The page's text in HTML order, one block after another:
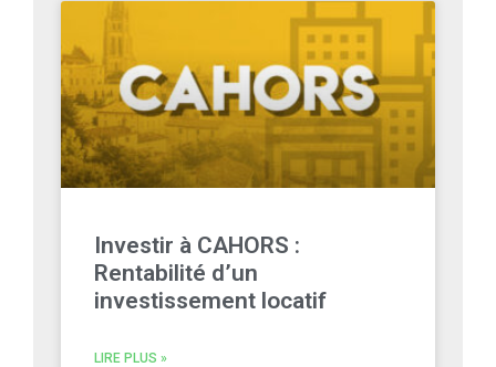
Investir à CAHORS :
Rentabilité d’un
investissement locatif
LIRE PLUS »